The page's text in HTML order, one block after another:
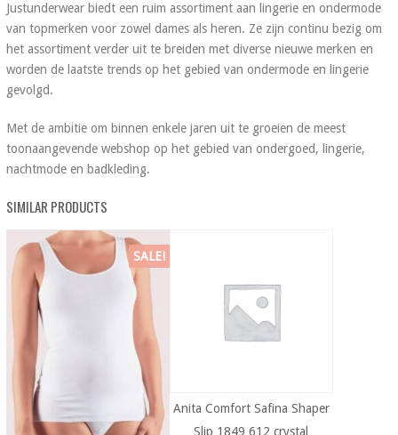
Justunderwear biedt een ruim assortiment aan lingerie en ondermode
van topmerken voor zowel dames als heren. Ze zijn continu bezig om
het assortiment verder uit te breiden met diverse nieuwe merken en
worden de laatste trends op het gebied van ondermode en lingerie
gevolgd.
Met de ambitie om binnen enkele jaren uit te groeien de meest
toonaangevende webshop op het gebied van ondergoed, lingerie,
nachtmode en badkleding.
SIMILAR PRODUCTS
SALE!
Anita Comfort Safina Shaper
Slip 1849 612 crystal